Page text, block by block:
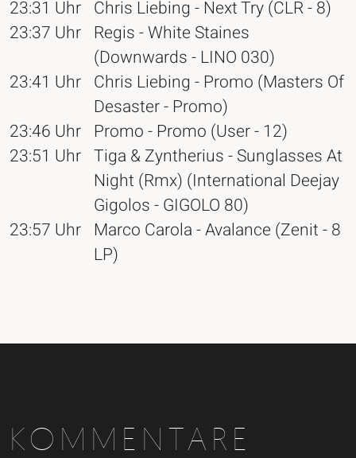
23:31 Uhr Chris Liebing - Next Try (CLR - 8)
23:37 Uhr Regis - White Staines
(Downwards - LINO 030)
23:41 Uhr Chris Liebing - Promo (Masters Of
Desaster - Promo)
23:46 Uhr Promo - Promo (User - 12)
23:51 Uhr Tiga & Zyntherius - Sunglasses At
Night (Rmx) (International Deejay
Gigolos - GIGOLO 80)
23:57 Uhr Marco Carola - Avalance (Zenit - 8
LP)
KOMMENTARE